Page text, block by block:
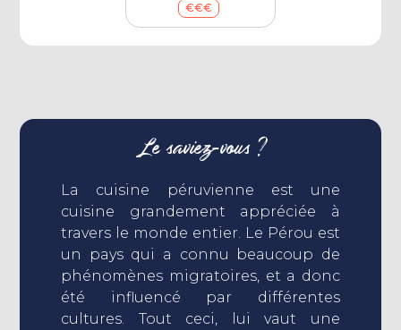
€€€
Le saviez-vous ?
La cuisine péruvienne est une
cuisine grandement appréciée à
travers le monde entier. Le Pérou est
un pays qui a connu beaucoup de
phénomènes migratoires, et a donc
été influencé par différentes
cultures. Tout ceci, lui vaut une